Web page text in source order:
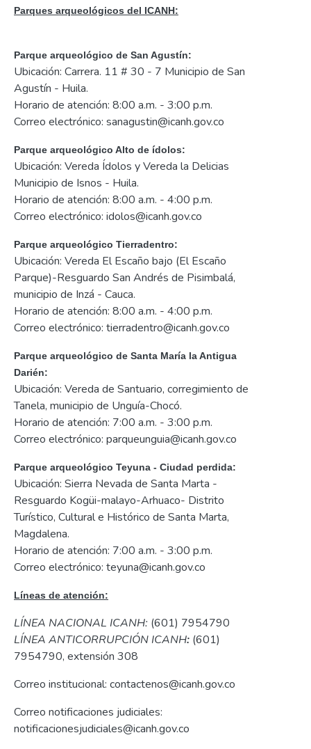
Parques arqueológicos del ICANH:
Parque arqueológico de San Agustín:
Ubicación: Carrera. 11 # 30 - 7 Municipio de San
Agustín - Huila.
Horario de atención: 8:00 a.m. - 3:00 p.m.
Correo electrónico: sanagustin@icanh.gov.co
Parque arqueológico Alto de ídolos:
Ubicación: Vereda Ídolos y Vereda la Delicias
Municipio de Isnos - Huila.
Horario de atención: 8:00 a.m. - 4:00 p.m.
Correo electrónico: idolos@icanh.gov.co
Parque arqueológico Tierradentro:
Ubicación: Vereda El Escaño bajo (El Escaño
Parque)-Resguardo San Andrés de Pisimbalá,
municipio de Inzá - Cauca.
Horario de atención: 8:00 a.m. - 4:00 p.m.
Correo electrónico: tierradentro@icanh.gov.co
Parque arqueológico de Santa María la Antigua
Darién:
Ubicación: Vereda de Santuario, corregimiento de
Tanela, municipio de Unguía-Chocó.
Horario de atención: 7:00 a.m. - 3:00 p.m.
Correo electrónico: parqueunguia@icanh.gov.co
Parque arqueológico Teyuna - Ciudad perdida:
Ubicación: Sierra Nevada de Santa Marta -
Resguardo Kogüi-malayo-Arhuaco- Distrito
Turístico, Cultural e Histórico de Santa Marta,
Magdalena.
Horario de atención: 7:00 a.m. - 3:00 p.m.
Correo electrónico: teyuna@icanh.gov.co
Líneas de atención:
LÍNEA NACIONAL ICANH: (601) 7954790
LÍNEA ANTICORRUPCIÓN ICANH: (601)
7954790, extensión 308
Correo institucional: contactenos@icanh.gov.co
Correo notificaciones judiciales:
notificacionesjudiciales@icanh.gov.co